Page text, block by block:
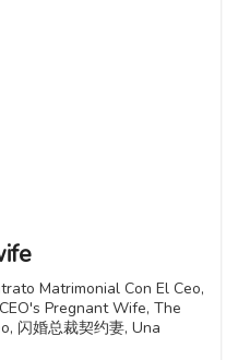
Matrimonial Con El Ceo,
Pregnant Wife, The
闪婚总裁契约妻, Una